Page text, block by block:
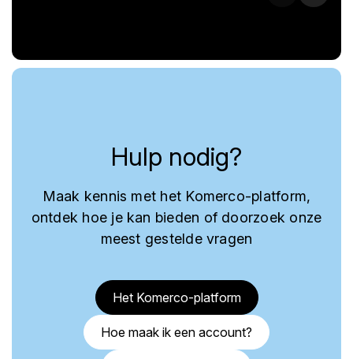
Hulp nodig?
Maak kennis met het Komerco-platform,
ontdek hoe je kan bieden of doorzoek onze
meest gestelde vragen
Het Komerco-platform
Hoe maak ik een account?